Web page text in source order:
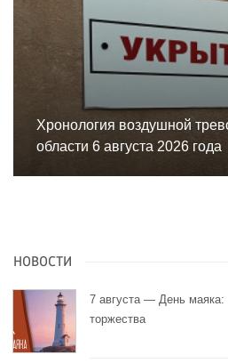
Хронология воздушной
области 6 августа 2026 года
НОВОСТИ
7 августа — День маяка:
торжества